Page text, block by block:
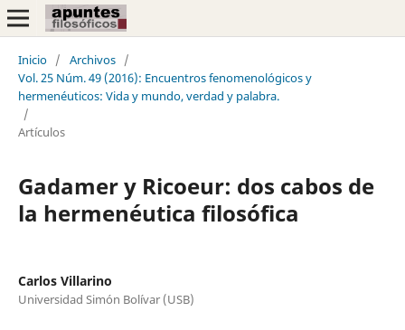
Inicio / Archivos /
Vol. 25 Núm. 49 (2016): Encuentros fenomenológicos y
hermenéuticos: Vida y mundo, verdad y palabra.
/
Artículos
Gadamer y Ricoeur: dos cabos de
la hermenéutica filosófica
Carlos Villarino
Universidad Simón Bolívar (USB)